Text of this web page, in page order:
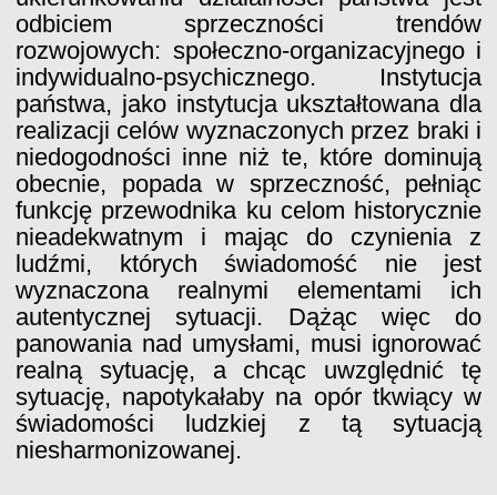
odbiciem sprzeczności trendów
rozwojowych: społeczno-organizacyjnego i
indywidualno-psychicznego. Instytucja
państwa, jako instytucja ukształtowana dla
realizacji celów wyznaczonych przez braki i
niedogodności inne niż te, które dominują
obecnie, popada w sprzeczność, pełniąc
funkcję przewodnika ku celom historycznie
nieadekwatnym i mając do czynienia z
ludźmi, których świadomość nie jest
wyznaczona realnymi elementami ich
autentycznej sytuacji. Dążąc więc do
panowania nad umysłami, musi ignorować
realną sytuację, a chcąc uwzględnić tę
sytuację, napotykałaby na opór tkwiący w
świadomości ludzkiej z tą sytuacją
niesharmonizowanej.